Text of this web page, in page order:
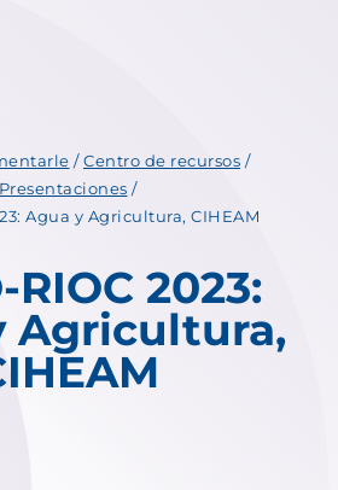
/Centro de recursos /
Presentaciones /
Agua y Agricultura, CIHEAM
RIOC 2023:
Agricultura,